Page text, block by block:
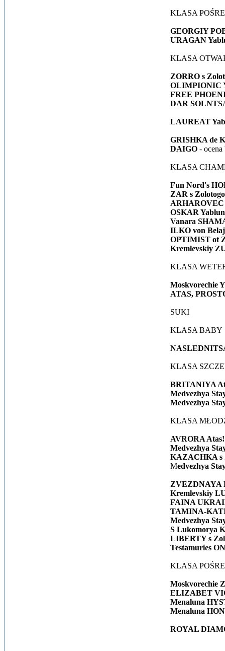
KLASA
GEORGIY
URAGAN
KLASA
ZORRO s
OLIMPIONIC
FREE
DAR
LAUREAT
GRISHKA de
DAIGO - ocena
KLASA
Fun Nord's
ZAR s
ARHAROVEC
OSKAR
Vanara
ILKO von
OPTIMIST ot
Kremlevskiy
KLASA
Moskvorechie
ATAS,
SUKI
KLASA BABY
KLASA
BRITANIYA
Medvezhya
Medvezhya
KLASA
AVRORA
Medvezhya
KAZACHKA s
Medvezhya
ZVEZDNAYA
Kremlevskiy
FAINA
TAMINA-
Medvezhya
S Lukomorya
LIBERTY s
Testamuries
KLASA
Moskvorechie
ELIZABET
Menaluna
Menaluna
ROYAL